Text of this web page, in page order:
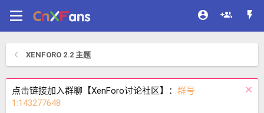
XENFORO 2.2 主题
点击链接加入群聊【XenForo讨论社区】： 群号
1:143277648